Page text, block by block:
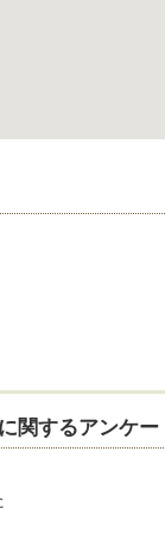
関するアンケー